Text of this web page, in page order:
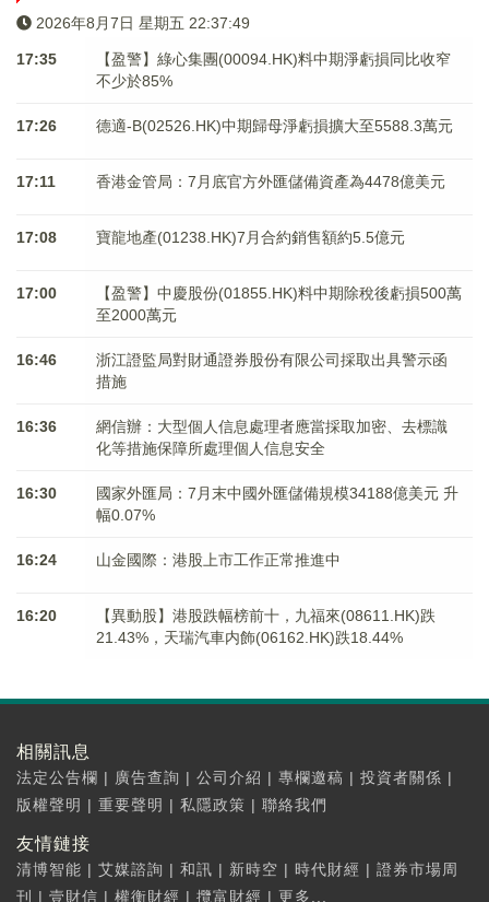
2026年8月7日 星期五 22:37:49
17:35
【盈警】綠心集團(00094.HK)料中期淨虧損同比收窄
不少於85%
17:26 德適-B(02526.HK)中期歸母淨虧損擴大至5588.3萬元
17:11 香港金管局：7月底官方外匯儲備資產為4478億美元
17:08 寶龍地產(01238.HK)7月合約銷售額約5.5億元
17:00
【盈警】中慶股份(01855.HK)料中期除稅後虧損500萬
至2000萬元
16:46
浙江證監局對財通證券股份有限公司採取出具警示函
措施
16:36
網信辦：大型個人信息處理者應當採取加密、去標識
化等措施保障所處理個人信息安全
16:30
國家外匯局：7月末中國外匯儲備規模34188億美元 升
幅0.07%
16:24 山金國際：港股上市工作正常推進中
16:20
【異動股】港股跌幅榜前十，九福來(08611.HK)跌
21.43%，天瑞汽車内飾(06162.HK)跌18.44%
相關訊息
法定公告欄 | 廣告查詢 | 公司介紹 | 專欄邀稿 | 投資者關係 |
版權聲明 | 重要聲明 | 私隱政策 | 聯絡我們
友情鏈接
清博智能 | 艾媒諮詢 | 和訊 | 新時空 | 時代財經 | 證券市場周
刊
| 壹財信 | 權衡財經 | 攬富財經 | 更多...